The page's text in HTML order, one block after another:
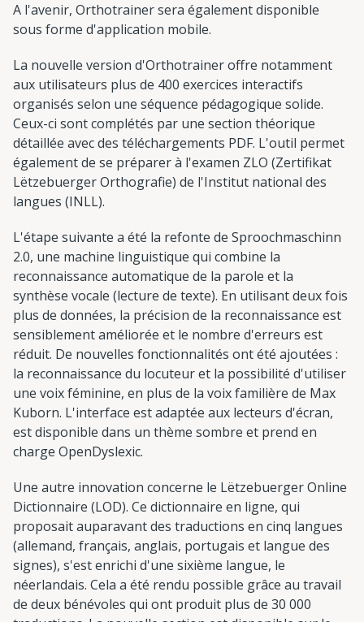
A l'avenir, Orthotrainer sera également disponible
sous forme d'application mobile.
La nouvelle version d'Orthotrainer offre notamment
aux utilisateurs plus de 400 exercices interactifs
organisés selon une séquence pédagogique solide.
Ceux-ci sont complétés par une section théorique
détaillée avec des téléchargements PDF. L'outil permet
également de se préparer à l'examen ZLO (Zertifikat
Lëtzebuerger Orthografie) de l'Institut national des
langues (INLL).
L'étape suivante a été la refonte de Sproochmaschinn
2.0, une machine linguistique qui combine la
reconnaissance automatique de la parole et la
synthèse vocale (lecture de texte). En utilisant deux fois
plus de données, la précision de la reconnaissance est
sensiblement améliorée et le nombre d'erreurs est
réduit. De nouvelles fonctionnalités ont été ajoutées :
la reconnaissance du locuteur et la possibilité d'utiliser
une voix féminine, en plus de la voix familière de Max
Kuborn. L'interface est adaptée aux lecteurs d'écran,
est disponible dans un thème sombre et prend en
charge OpenDyslexic.
Une autre innovation concerne le Lëtzebuerger Online
Dictionnaire (LOD). Ce dictionnaire en ligne, qui
proposait auparavant des traductions en cinq langues
(allemand, français, anglais, portugais et langue des
signes), s'est enrichi d'une sixième langue, le
néerlandais. Cela a été rendu possible grâce au travail
de deux bénévoles qui ont produit plus de 30 000